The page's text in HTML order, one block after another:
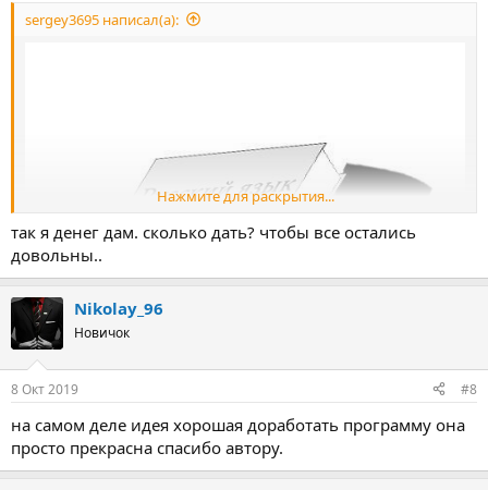
sergey3695 написал(а):
да, но лично для вас одного, это делать не будут.
Нажмите для раскрытия...
так я денег дам. сколько дать? чтобы все остались
довольны..
Nikolay_96
Новичок
8 Окт 2019 #8
на самом деле идея хорошая доработать программу она
просто прекрасна спасибо автору.